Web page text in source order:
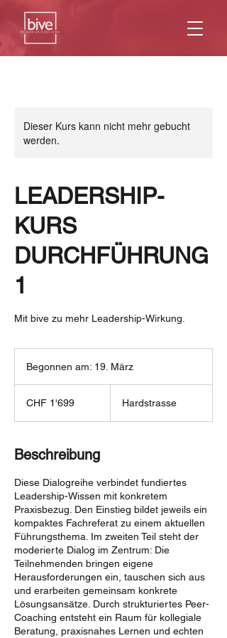
Dieser Kurs kann nicht mehr gebucht
werden.
LEADERSHIP-
KURS
DURCHFÜHRUNG
1
Mit bive zu mehr Leadership-Wirkung.
Begonnen am: 19. März
o
n
m
:
1
9
.
M
ä
r
z
Franken
CHF 1'699 Hardstrasse
Beschreibung
Diese Dialogreihe verbindet fundiertes
Leadership-Wissen mit konkretem
Praxisbezug. Den Einstieg bildet jeweils ein
kompaktes Fachreferat zu einem aktuellen
Führungsthema. Im zweiten Teil steht der
moderierte Dialog im Zentrum: Die
Teilnehmenden bringen eigene
Herausforderungen ein, tauschen sich aus
und erarbeiten gemeinsam konkrete
Lösungsansätze. Durch strukturiertes Peer-
Coaching entsteht ein Raum für kollegiale
Beratung, praxisnahes Lernen und echten